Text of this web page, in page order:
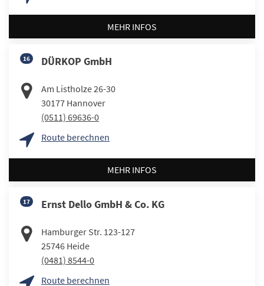
MEHR INFOS
16 DÜRKOP GmbH
Am Listholze 26-30
30177 Hannover
(0511) 69636-0
Route berechnen
MEHR INFOS
17 Ernst Dello GmbH & Co. KG
Hamburger Str. 123-127
25746 Heide
(0481) 8544-0
Route berechnen